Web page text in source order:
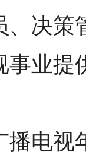
、决策
事业提
播电视